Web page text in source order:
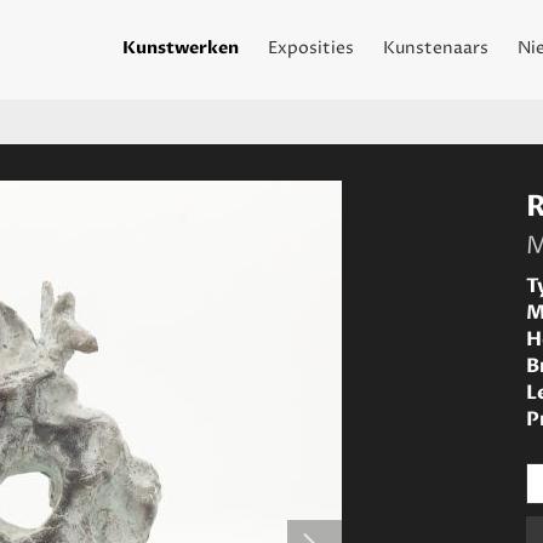
Kunstwerken Exposities Kunstenaars